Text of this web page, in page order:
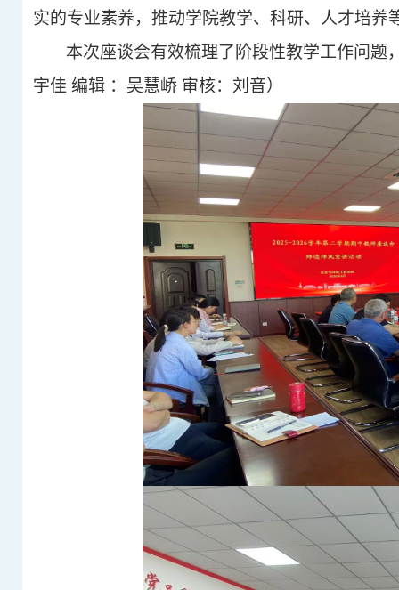
实的专业素养，推动学院教学、科研、人才培养
本次座谈会有效梳理了阶段性教学工作问题
宇佳 编辑 ：吴慧峤 审核：刘音）